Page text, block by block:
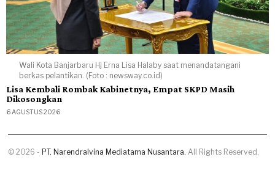
Wali Kota Banjarbaru Hj Erna Lisa Halaby saat menandatangani
berkas pelantikan. (Foto : newsway.co.id)
Lisa Kembali Rombak Kabinetnya, Empat SKPD Masih
Dikosongkan
6 AGUSTUS 2026
©2026 - PT. Narendralvina Mediatama Nusantara. All Rights Reserved.